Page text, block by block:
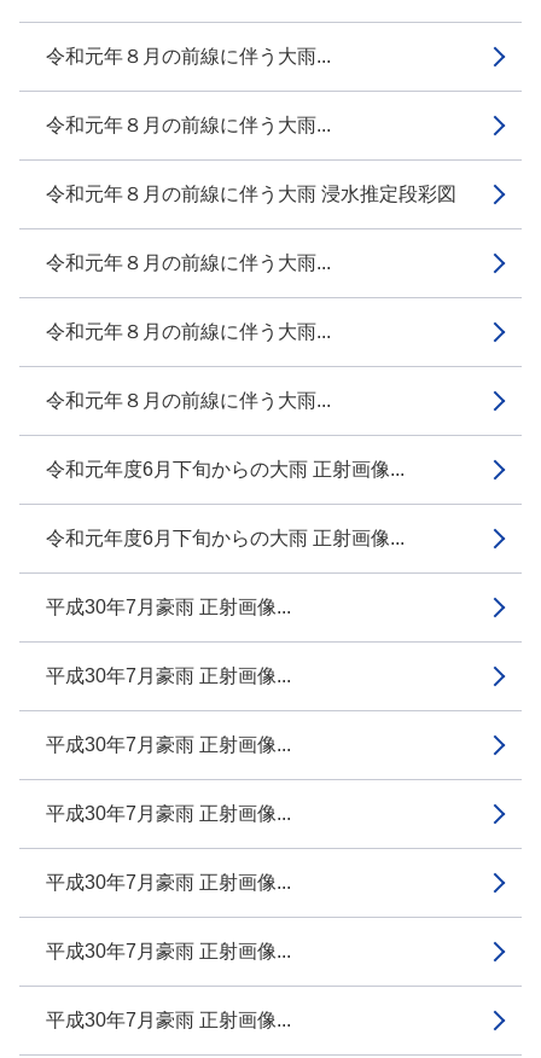
令和元年８月の前線に伴う大雨...
令和元年８月の前線に伴う大雨...
令和元年８月の前線に伴う大雨 浸水推定段彩図
令和元年８月の前線に伴う大雨...
令和元年８月の前線に伴う大雨...
令和元年８月の前線に伴う大雨...
令和元年度6月下旬からの大雨 正射画像...
令和元年度6月下旬からの大雨 正射画像...
平成30年7月豪雨 正射画像...
平成30年7月豪雨 正射画像...
平成30年7月豪雨 正射画像...
平成30年7月豪雨 正射画像...
平成30年7月豪雨 正射画像...
平成30年7月豪雨 正射画像...
平成30年7月豪雨 正射画像...